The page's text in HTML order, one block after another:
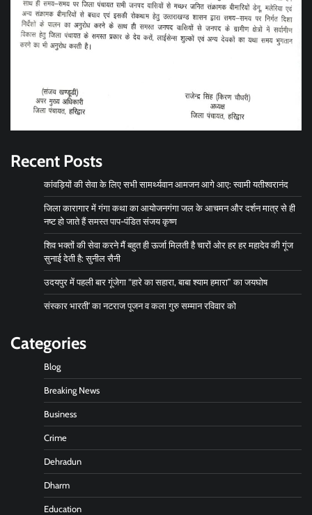
Recent Posts
कांवड़ियों की सेवा के लिए सभी सामर्थ्यवान आमजन आगे आए: स्वामी यतीश्वरानंद
जिला कारागार में गंगा कथा का आयोजनगंगा जल के आचमन और दर्शन मात्र से ही
नष्ट हो जाते हैं समस्त पाप-पंडित संजय कृष्ण
शिव भक्तों की सेवा करने मैं बहुत ही ऊर्जा मिलती है चारों ओर हर हर महादेव की गूंज
सुनाई देती है: सुनील सैनी
उदयपुर में पहली बार गूंजेगा “हारे का सहारा, बाबा श्याम हमारा” का जयघोष
संस्कार भारती’ का नटराज पूजन व कला गुरु सम्मान रविवार को
Categories
Blog
Breaking News
Business
Crime
Dehradun
Dharm
Education